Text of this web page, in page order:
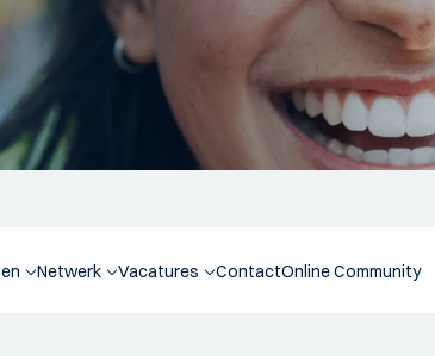
Netwerk Vacatures ContactOnline Community